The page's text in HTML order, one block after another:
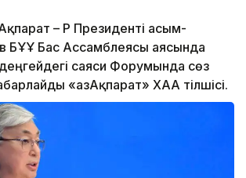
– ҚР Президенті Қасым-
БҰҰ Бас Ассамблеясы аясында
саяси Форумында сөз
«ҚазАқпарат» ХАА тілшісі.